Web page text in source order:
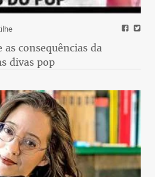
consequências da
divas pop